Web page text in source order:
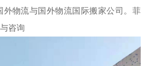
物流与国外物流国际搬家公司。菲
咨询